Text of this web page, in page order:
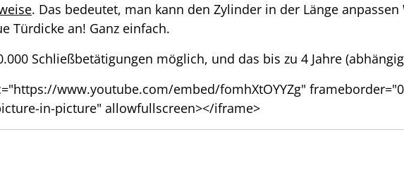
. Das bedeutet, man kann den Zylinder in der Länge
Türdicke an! Ganz einfach.
Schließbetätigungen möglich, und das bis zu 4 Jahre
www.youtube.com/embed/fomhXtOYYZg"
in-picture" allowfullscreen></iframe>